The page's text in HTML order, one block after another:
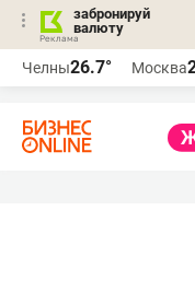
забронируй
валюту
Челны26.7° Москва